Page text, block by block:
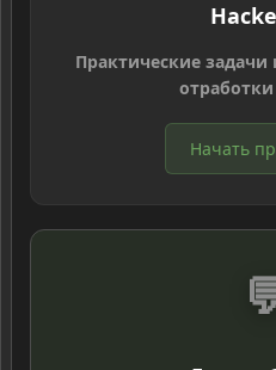
Практические задачи
Начать